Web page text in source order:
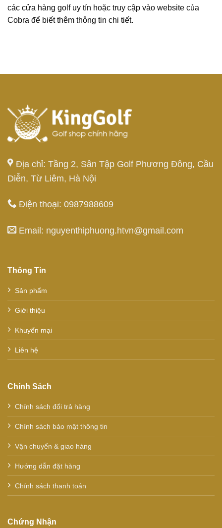
các cửa hàng golf uy tín hoặc truy cập vào website của
Cobra để biết thêm thông tin chi tiết.
Địa chỉ: Tầng 2, Sân Tập Golf Phương Đông, Cầu
Diễn, Từ Liêm, Hà Nội
Điện thoại: 0987988609
Email: nguyenthiphuong.htvn@gmail.com
Thông Tin
Sản phẩm
Giới thiệu
Khuyến mại
Liên hệ
Chính Sách
Chính sách đổi trả hàng
Chính sách bảo mật thông tin
Vận chuyển & giao hàng
Hướng dẫn đặt hàng
Chính sách thanh toán
Chứng Nhận